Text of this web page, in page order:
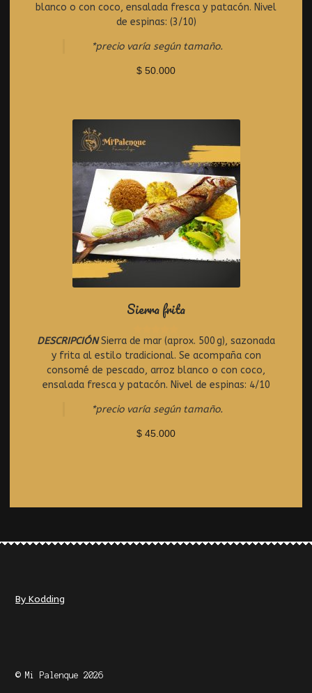
u
o
blanco o con coco, ensalada fresca y patacón. Nivel
de espinas: (3/10)
*precio varía según tamaño.
$ 50.000
Sierra frita
R
a
t
e
0
u
DESCRIPCIÓNSierra de mar (aprox. 500 g), sazonada
y frita al estilo tradicional. Se acompaña con
consomé de pescado, arroz blanco o con coco,
ensalada fresca y patacón. Nivel de espinas: 4/10
*precio varía según tamaño.
$ 45.000
By Kodding
© Mi Palenque 2026